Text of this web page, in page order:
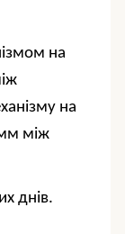
на
на
між
днів.